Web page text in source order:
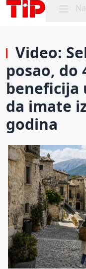
Mobile
Video:
posao, do
beneficija
da imate
godina